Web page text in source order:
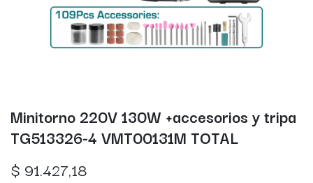
Minitorno 220V 130W +accesorios y tripa
TG513326-4 VMT00131M TOTAL
$ 91.427,18